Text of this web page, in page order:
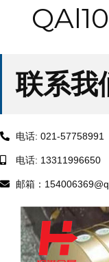
联系我
电话: 021-57758991
电话: 13311996650
邮箱：